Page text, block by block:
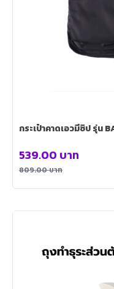
กระเป๋าคาดเอวมีซิป รุ่น
809.00บาท
539.00 บาท